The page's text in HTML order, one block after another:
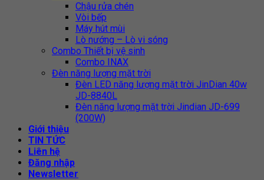
Chậu rửa chén
Vòi bếp
Máy hút mùi
Lò nướng – Lò vi sóng
Combo Thiết bị vệ sinh
Combo INAX
Đèn năng lượng mặt trời
Đèn LED năng lượng mặt trời JinDian 40w
JD-8840L
Đèn năng lượng mặt trời Jindian JD-699
(200W)
Giới thiệu
TIN TỨC
Liên hệ
Đăng nhập
Newsletter